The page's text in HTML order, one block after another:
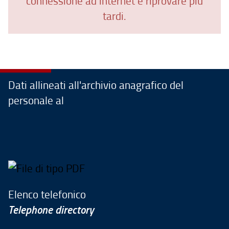
tardi.
Dati allineati all'archivio anagrafico del
personale al
Elenco telefonico
Telephone directory